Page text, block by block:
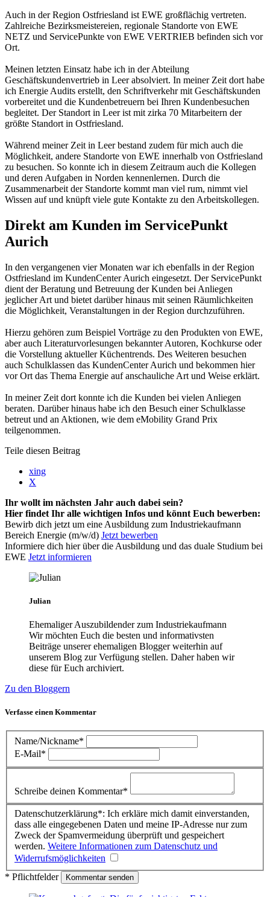
Auch in der Region Ostfriesland ist EWE großflächig vertreten.
Zahlreiche Bezirksmeistereien, regionale Standorte von EWE
NETZ und ServicePunkte von EWE VERTRIEB befinden sich vor
Ort.
Meinen letzten Einsatz habe ich in der Abteilung
Geschäftskundenvertrieb in Leer absolviert. In meiner Zeit dort habe
ich Energie Audits erstellt, den Schriftverkehr mit Geschäftskunden
vorbereitet und die Kundenbetreuern bei Ihren Kundenbesuchen
begleitet. Der Standort in Leer ist mit zirka 70 Mitarbeitern der
größte Standort in Ostfriesland.
Während meiner Zeit in Leer bestand zudem für mich auch die
Möglichkeit, andere Standorte von EWE innerhalb von Ostfriesland
zu besuchen. So konnte ich in diesem Zeitraum auch die Kollegen
und deren Aufgaben in Norden kennenlernen. Durch die
Zusammenarbeit der Standorte kommt man viel rum, nimmt viel
Wissen auf und knüpft viele gute Kontakte zu den Arbeitskollegen.
Direkt am Kunden im ServicePunkt
Aurich
In den vergangenen vier Monaten war ich ebenfalls in der Region
Ostfriesland im KundenCenter Aurich eingesetzt. Der ServicePunkt
dient der Beratung und Betreuung der Kunden bei Anliegen
jeglicher Art und bietet darüber hinaus mit seinen Räumlichkeiten
die Möglichkeit, Veranstaltungen in der Region durchzuführen.
Hierzu gehören zum Beispiel Vorträge zu den Produkten von EWE,
aber auch Literaturvorlesungen bekannter Autoren, Kochkurse oder
die Vorstellung aktueller Küchentrends. Des Weiteren besuchen
auch Schulklassen das KundenCenter Aurich und bekommen hier
vor Ort das Thema Energie auf anschauliche Art und Weise erklärt.
In meiner Zeit dort konnte ich die Kunden bei vielen Anliegen
beraten. Darüber hinaus habe ich den Besuch einer Schulklasse
betreut und an Aktionen, wie dem eMobility Grand Prix
teilgenommen.
Teile diesen Beitrag
xing
X
Ihr wollt im nächsten Jahr auch dabei sein?
Hier findet Ihr alle wichtigen Infos und könnt Euch bewerben:
Bewirb dich jetzt um eine Ausbildung zum Industriekaufmann
Bereich Energie (m/w/d) Jetzt bewerben
Informiere dich hier über die Ausbildung und das duale Studium bei
EWE Jetzt informieren
Julian
Ehemaliger Auszubildender zum Industriekaufmann
Wir möchten Euch die besten und informativsten
Beiträge unserer ehemaligen Blogger weiterhin auf
unserem Blog zur Verfügung stellen. Daher haben wir
diese für Euch archiviert.
Zu den Bloggern
Verfasse einen Kommentar
Name/Nickname*
E-Mail*
Schreibe deinen Kommentar*
Datenschutzerklärung*: Ich erkläre mich damit einverstanden,
dass alle eingegebenen Daten und meine IP-Adresse nur zum
Zweck der Spamvermeidung überprüft und gespeichert
werden. Weitere Informationen zum Datenschutz und
Widerrufsmöglichkeiten
* Pflichtfelder